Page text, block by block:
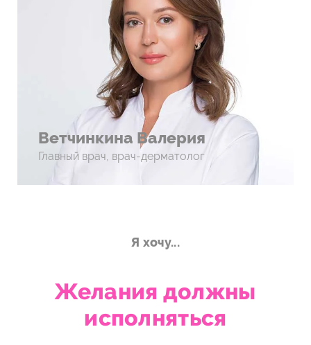
Ветчинкина Валерия
Главный врач, врач-дерматолог
Я хочу...
Желания должны
исполняться